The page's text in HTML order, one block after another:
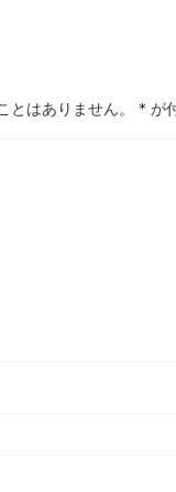
とはありません。 * が